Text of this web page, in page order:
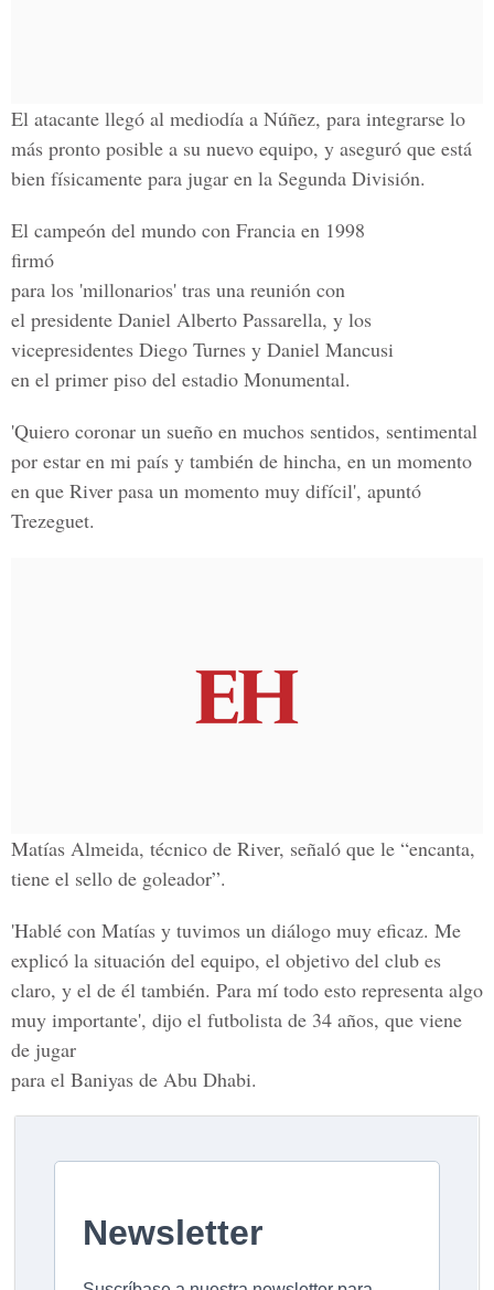
El atacante llegó al mediodía a Núñez, para integrarse lo
más pronto posible a su nuevo equipo, y aseguró que está
bien físicamente para jugar en la Segunda División.
El campeón del mundo con Francia en 1998
firmó
para los 'millonarios' tras una reunión con
el presidente Daniel Alberto Passarella, y los
vicepresidentes Diego Turnes y Daniel Mancusi
en el primer piso del estadio Monumental.
'Quiero coronar un sueño en muchos sentidos, sentimental
por estar en mi país y también de hincha, en un momento
en que River pasa un momento muy difícil', apuntó
Trezeguet.
Matías Almeida, técnico de River, señaló que le “encanta,
tiene el sello de goleador”.
'Hablé con Matías y tuvimos un diálogo muy eficaz. Me
explicó la situación del equipo, el objetivo del club es
claro, y el de él también. Para mí todo esto representa algo
muy importante', dijo el futbolista de 34 años, que viene
de jugar
para el Baniyas de Abu Dhabi.